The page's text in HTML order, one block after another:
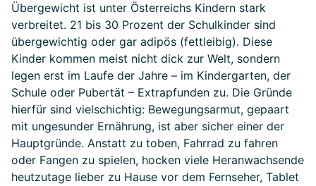
Übergewicht ist unter Österreichs Kindern stark
verbreitet. 21 bis 30 Prozent der Schulkinder sind
übergewichtig oder gar adipös (fettleibig). Diese
Kinder kommen meist nicht dick zur Welt, sondern
legen erst im Laufe der Jahre – im Kindergarten, der
Schule oder Pubertät – Extrapfunden zu. Die Gründe
hierfür sind vielschichtig: Bewegungsarmut, gepaart
mit ungesunder Ernährung, ist aber sicher einer der
Hauptgründe. Anstatt zu toben, Fahrrad zu fahren
oder Fangen zu spielen, hocken viele Heranwachsende
heutzutage lieber zu Hause vor dem Fernseher, Tablet